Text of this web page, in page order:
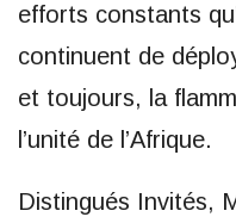
efforts constants
continuent de
et toujours, la
l’unité de l’Afrique.
Distingués Invités,